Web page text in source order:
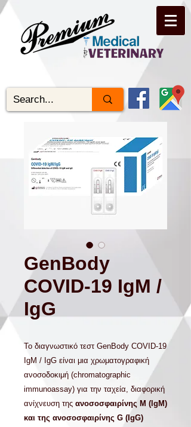
GenBody
COVID-19 IgM /
IgG
Το διαγνωστικό τεστ GenBody COVID-19
IgM / IgG είναι μια χρωματογραφική
ανοσοδοκιμή (chromatographic
immunoassay) για την ταχεία, διαφορική
ανίχνευση της ανοσοσφαιρίνης Μ (lgM)
και της ανοσοσφαιρίνης G (IgG)